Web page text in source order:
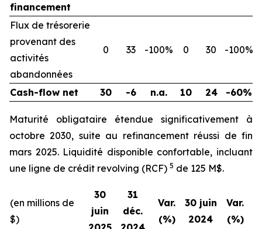
financement
Flux de trésorerie
provenant des
activités
abandonnées
0 33 -100% 0 30 -100%
Cash-flow net 30 -6 n.a. 10 24 -60%
Maturité obligataire étendue significativement à
octobre 2030, suite au refinancement réussi de fin
mars 2025. Liquidité disponible confortable, incluant
une ligne de crédit revolving (RCF) 5 de 125 M$.
(en millions de
$)
30
juin
31
déc.
Var.
(%)
30 juin
2024
Var.
(%)